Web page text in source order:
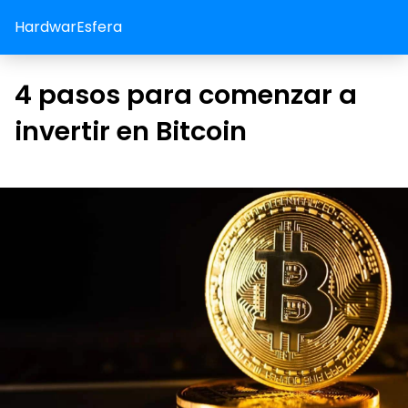
HardwarEsfera
4 pasos para comenzar a
invertir en Bitcoin